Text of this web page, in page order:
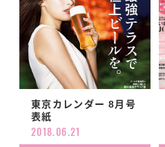
東京カレンダー 8月号
表紙
2018.06.21